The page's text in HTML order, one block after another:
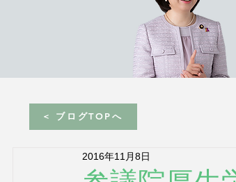
2016年11月8日
< ブログTOPへ